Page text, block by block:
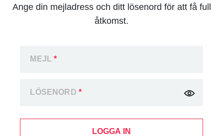
Ange din mejladress och ditt lösenord för att få full
åtkomst.
MEJL*
LÖSENORD *
LOGGA IN